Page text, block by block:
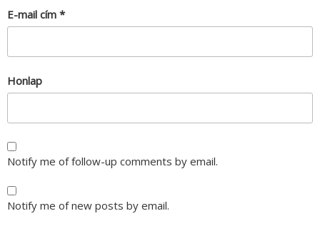
E-mail cím *
Honlap
Notify me of follow-up comments by email.
Notify me of new posts by email.